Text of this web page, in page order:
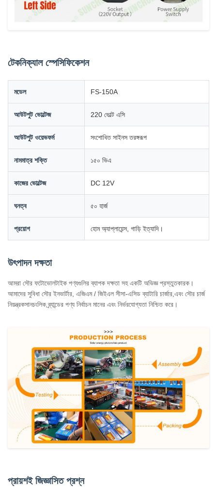
টেকনিক্যাল স্পেসিফিকেশন
মডেল FS-150A
আউটপুট ভোল্টেজ 220 ভোল্ট এসি
আউটপুট ওয়েভফর্ম সংশোধিত সাইনস তরঙ্গরূপ
নামমাত্র শক্তি ১৫০ ভিএ
কাজের ভোল্টেজ DC 12V
ঘনত্ব ৫০ হার্জ
প্রয়োগ হোম অ্যাপ্লায়েন্স, গাড়ি ইত্যাদি।
উৎপাদন দক্ষতা
আমরা সৌর ফটোভোলটাইক পণ্যগুলির ব্যাপক দক্ষতা সহ একটি অভিজ্ঞ প্রস্তুতকারক।
আমাদের সুবিধা সৌর ইনভার্টার, এজিএম / জিইএল সীসা-এসিড ব্যাটারি চার্জার,এবং সৌর চার্জ
নিয়ন্ত্রকসানচংলিক ব্র্যান্ডের পণ্য নির্বাচন মানের এবং নির্ভরযোগ্যতা নিশ্চিত করে।
প্রায়শই জিজ্ঞাসিত প্রশ্ন